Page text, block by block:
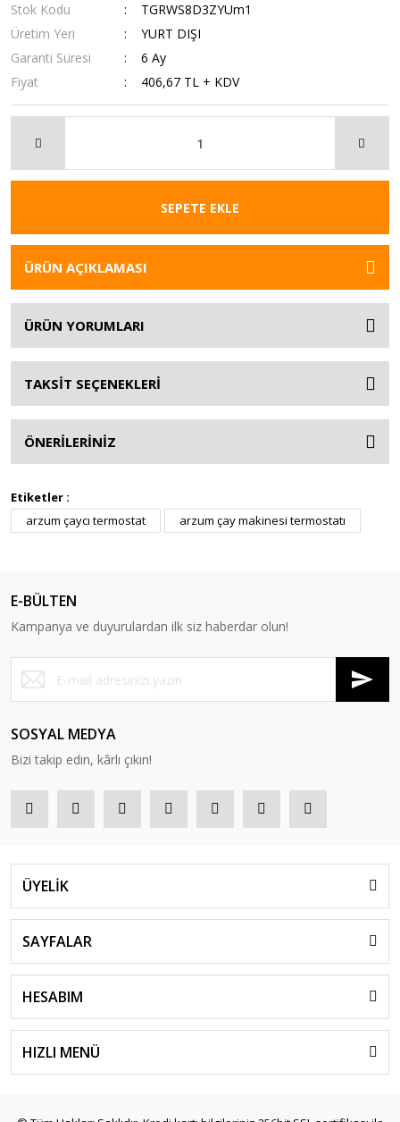
Stok Kodu
TGRWS8D3ZYUm1
Üretim Yeri
YURT DIŞI
Garanti Süresi
6 Ay
Fiyat
406,67 TL + KDV
SEPETE EKLE
ÜRÜN AÇIKLAMASI
ÜRÜN YORUMLARI
TAKSİT SEÇENEKLERİ
ÖNERİLERİNİZ
Etiketler :
arzum çaycı termostat
arzum çay makinesi termostatı
E-BÜLTEN
Kampanya ve duyurulardan ilk siz haberdar olun!
SOSYAL MEDYA
Bizi takip edin, kârlı çıkın!
ÜYELİK
SAYFALAR
HESABIM
HIZLI MENÜ